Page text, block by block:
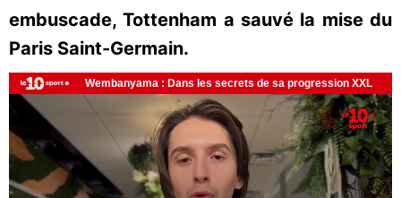
embuscade, Tottenham a sauvé la mise du
Paris Saint-Germain.